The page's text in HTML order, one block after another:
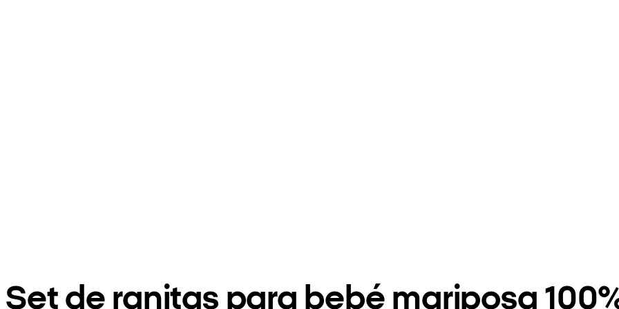
Set de ranitas para bebé mariposa